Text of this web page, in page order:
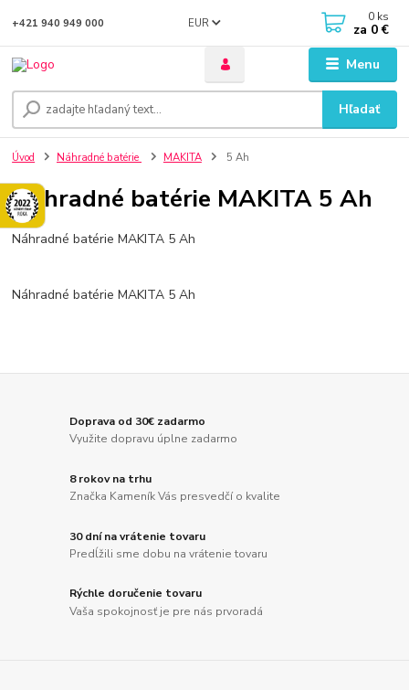
Menu
EUR
Hľadať
+421 940 949 000 0 ks
za 0 €
Úvod Náhradné batérie MAKITA 5 Ah
Náhradné batérie MAKITA 5 Ah
Náhradné batérie MAKITA 5 Ah
Náhradné batérie MAKITA 5 Ah
Doprava od 30€ zadarmo
Využite dopravu úplne zadarmo
8 rokov na trhu
Značka Kameník Vás presvedčí o kvalite
30 dní na vrátenie tovaru
Predĺžili sme dobu na vrátenie tovaru
Rýchle doručenie tovaru
Vaša spokojnosť je pre nás prvoradá